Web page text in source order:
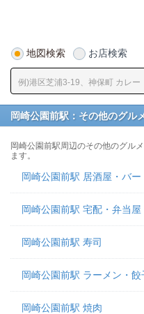
地図検索 お店検索
岡崎公園前駅：その他のグル
岡崎公園前駅周辺のその他のグル
ます。
岡崎公園前駅 居酒屋・バー
岡崎公園前駅 宅配・弁当屋
岡崎公園前駅 寿司
岡崎公園前駅 ラーメン・餃
岡崎公園前駅 焼肉